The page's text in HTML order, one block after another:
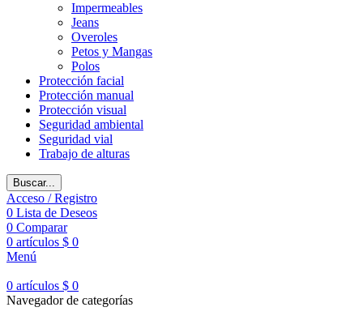
Impermeables
Jeans
Overoles
Petos y Mangas
Polos
Protección facial
Protección manual
Protección visual
Seguridad ambiental
Seguridad vial
Trabajo de alturas
Buscar...
Acceso / Registro
0 Lista de Deseos
0 Comparar
0 artículos $ 0
Menú
0 artículos $ 0
Navegador de categorías